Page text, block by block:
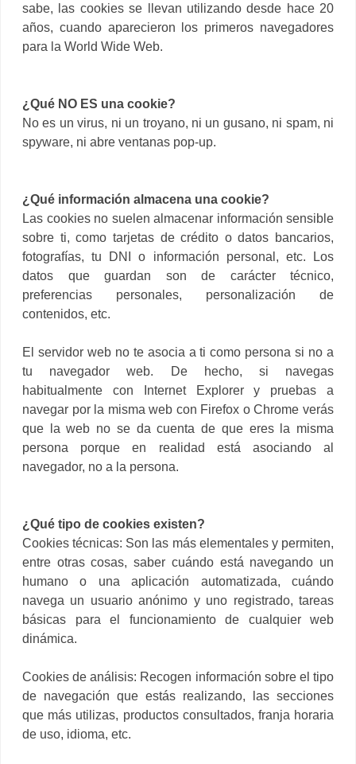
sabe, las cookies se llevan utilizando desde hace 20
años, cuando aparecieron los primeros navegadores
para la World Wide Web.
¿Qué NO ES una cookie?
No es un virus, ni un troyano, ni un gusano, ni spam, ni
spyware, ni abre ventanas pop-up.
¿Qué información almacena una cookie?
Las cookies no suelen almacenar información sensible
sobre ti, como tarjetas de crédito o datos bancarios,
fotografías, tu DNI o información personal, etc. Los
datos que guardan son de carácter técnico,
preferencias personales, personalización de
contenidos, etc.
El servidor web no te asocia a ti como persona si no a
tu navegador web. De hecho, si navegas
habitualmente con Internet Explorer y pruebas a
navegar por la misma web con Firefox o Chrome verás
que la web no se da cuenta de que eres la misma
persona porque en realidad está asociando al
navegador, no a la persona.
¿Qué tipo de cookies existen?
Cookies técnicas: Son las más elementales y permiten,
entre otras cosas, saber cuándo está navegando un
humano o una aplicación automatizada, cuándo
navega un usuario anónimo y uno registrado, tareas
básicas para el funcionamiento de cualquier web
dinámica.
Cookies de análisis: Recogen información sobre el tipo
de navegación que estás realizando, las secciones
que más utilizas, productos consultados, franja horaria
de uso, idioma, etc.